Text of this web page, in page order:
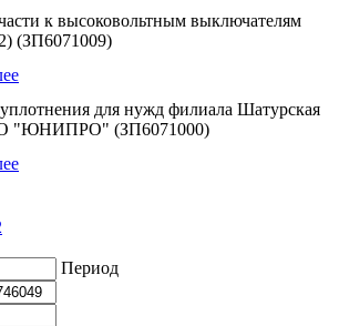
к высоковольтным выключателям
(ЗП6071009)
для нужд филиала Шатурская
"ЮНИПРО" (ЗП6071000)
Период